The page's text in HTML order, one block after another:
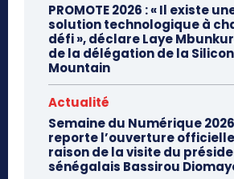
PROMOTE 2026 : « Il existe
solution technologique à
défi », déclare Laye
de la délégation de la Silicon
Mountain
Actualité
Semaine du Numérique
reporte l’ouverture
raison de la visite du
sénégalais Bassirou